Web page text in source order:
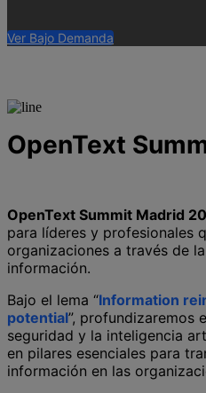
Ver Bajo Demanda
OpenText
OpenText Summit Madrid
para líderes y profesionales
organizaciones a través de
información.
Bajo el lema “Information
potential”, profundizaremos
seguridad y la inteligencia
en pilares esenciales para
información en las